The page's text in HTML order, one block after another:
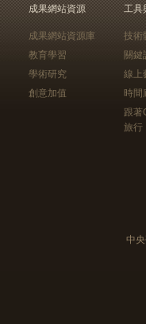
成果網站資源
成果網站資源庫
教育學習
學術研究
創意加值
工具
技術
關鍵
線上
時間
跟
旅行
中